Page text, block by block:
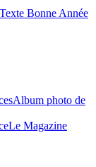
Texte Bonne Année
Album photo de
Le Magazine